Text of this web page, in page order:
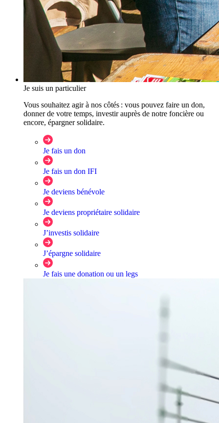
Je suis un particulier
Vous souhaitez agir à nos côtés : vous pouvez faire un don,
donner de votre temps, investir auprès de notre foncière ou
encore, épargner solidaire.
Je fais un don
Je fais un don IFI
Je deviens bénévole
Je deviens propriétaire solidaire
J’investis solidaire
J’épargne solidaire
Je fais une donation ou un legs